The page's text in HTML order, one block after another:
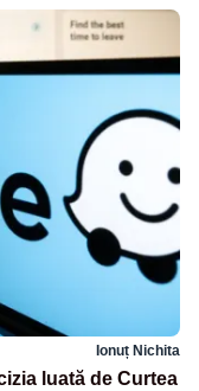
Ionuț Nichita
luată de Curtea